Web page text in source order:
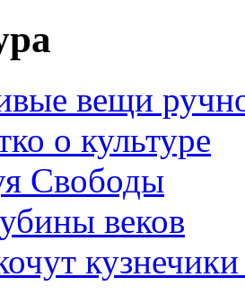
вещи
о культуре
Свободы
веков